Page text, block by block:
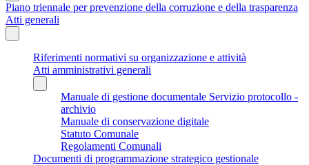
Piano triennale per prevenzione della corruzione e della trasparenza
Atti generali
Riferimenti normativi su organizzazione e attività
Atti amministrativi generali
Manuale di gestione documentale Servizio protocollo -
archivio
Manuale di conservazione digitale
Statuto Comunale
Regolamenti Comunali
Documenti di programmazione strategico gestionale